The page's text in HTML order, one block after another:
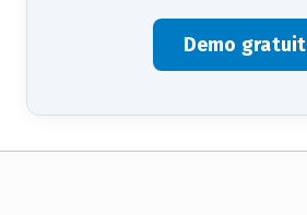
Demo gratuit